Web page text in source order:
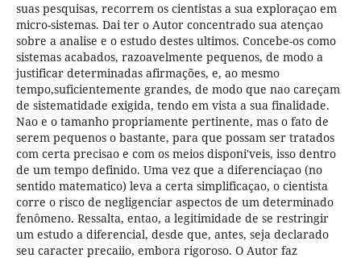
suas pesquisas, recorrem os cientistas a sua exploraçao em
micro-sistemas. Dai ter o Autor concentrado sua atençao
sobre a analise e o estudo destes ultimos. Concebe-os como
sistemas acabados, razoavelmente pequenos, de modo a
justificar determinadas afirmações, e, ao mesmo
tempo,suficientemente grandes, de modo que nao careçam
de sistematidade exigida, tendo em vista a sua finalidade.
Nao e o tamanho propriamente pertinente, mas o fato de
serem pequenos o bastante, para que possam ser tratados
com certa precisao e com os meios disponi'veis, isso dentro
de um tempo definido. Uma vez que a diferenciaçao (no
sentido matematico) leva a certa simplificaçao, o cientista
corre o risco de negligenciar aspectos de um determinado
fenômeno. Ressalta, entao, a legitimidade de se restringir
um estudo a diferencial, desde que, antes, seja declarado
seu caracter precaiio, embora rigoroso. O Autor faz